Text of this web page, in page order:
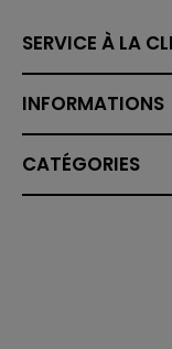
SERVICE À LA
INFORMATIONS
CATÉGORIES